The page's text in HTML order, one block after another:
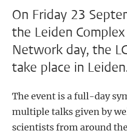
On Friday 23
the Leiden
Network day, the
take place in
The event is a full-day
multiple talks given by
scientists from around